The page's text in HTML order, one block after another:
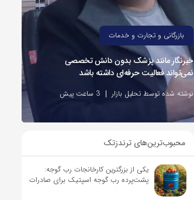
بازرگانی و تجارت و خدمات
خبرنگار مانند پزشک بدون دانش تخصصی
نمی‌تواند فعالیت حرفه‌ای داشته باشد
نوشته شده توسط تحلیل بازار 3 ساعت پیش
محبوب‌ترین‌های ترندزتک
یکی از بزرگترین کارخانجات رب گوجه:
پشت‌پرده رب گوجه اسپتیک برای صادرات